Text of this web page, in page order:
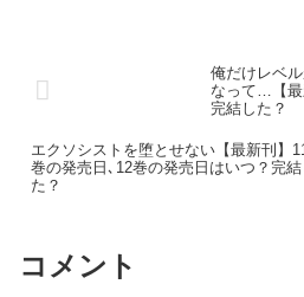
俺だけレベ
なって…【最
完結した？
エクソシストを堕とせない【最新刊】
巻の発売日､12巻の発売日はいつ？完結
た？
コメント